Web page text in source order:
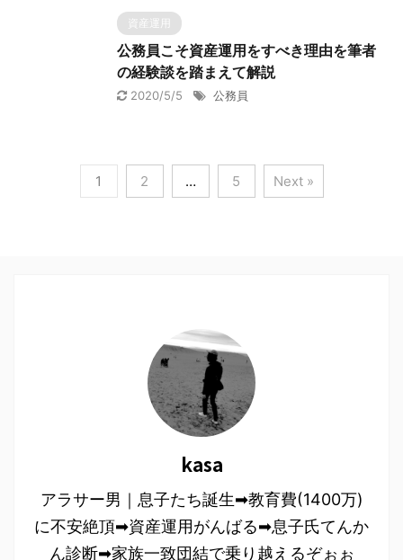
資産運用
公務員こそ資産運用をすべき理由を筆者
の経験談を踏まえて解説
2020/5/5 公務員
1 2 … 5 Next »
kasa
アラサー男｜息子たち誕生➡︎教育費(1400万)
に不安絶頂➡︎資産運用がんばる➡︎息子氏てんか
ん診断➡︎家族一致団結で乗り越えるぞぉぉ